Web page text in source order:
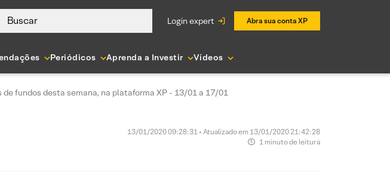
Buscar login expert Abra sua conta XP
Periódicos Aprenda a Investir Vídeos
fundos desta semana, na plataforma XP - 13/01 a 17/01
13/01/2020 09:28:31 • Atualizado em 13/01/2020 21:42:28
1 minuto de leitura